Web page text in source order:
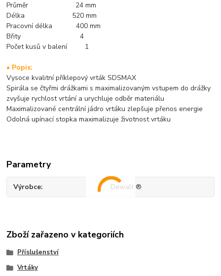
Průměr 24 mm
Délka 520 mm
Pracovní délka 400 mm
Břity 4
Počet kusů v balení 1
• Popis:
Vysoce kvalitní příklepový vrták SDSMAX
Spirála se čtyřmi drážkami s maximalizovaným vstupem do drážky
zvyšuje rychlost vrtání a urychluje odběr materiálu
Maximalizované centrální jádro vrtáku zlepšuje přenos energie
Odolná upínací stopka maximalizuje životnost vrtáku
Parametry
Výrobce Dewalt ®
Zboží zařazeno v kategoriích
Příslušenství
Vrtáky